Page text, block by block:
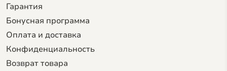
Гарантия
Бонусная программа
Оплата и доставка
Конфиденциальность
Возврат товара